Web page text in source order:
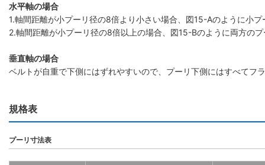
水平軸の場合
1.軸間距離が小プーリ径の8倍より小さい場合、図15-Aのように小
2.軸間距離が小プーリ径の8倍以上の場合、図15-Bのように両方の
垂直軸の場合
ベルトが自重で下側にはずれやすいので、プーリ下側にはすべてフ
規格表
プーリ寸法表